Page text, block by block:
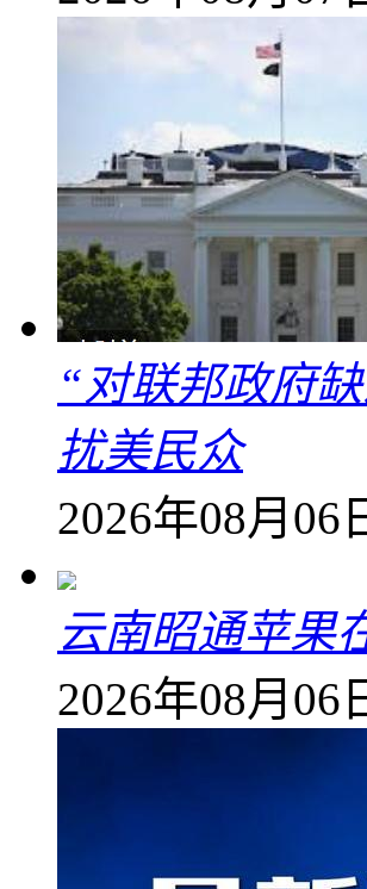
“对联邦政府
扰美民众
2026年08月06
云南昭通苹果
2026年08月06